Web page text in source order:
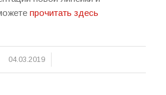
прочитать здесь
04.03.2019
/